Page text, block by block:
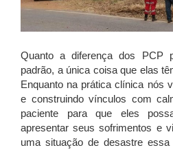
Quanto a diferença dos PCP
padrão, a única coisa que elas
Enquanto na prática clínica nós
e construindo vínculos com
paciente para que eles
apresentar seus sofrimentos e
uma situação de desastre